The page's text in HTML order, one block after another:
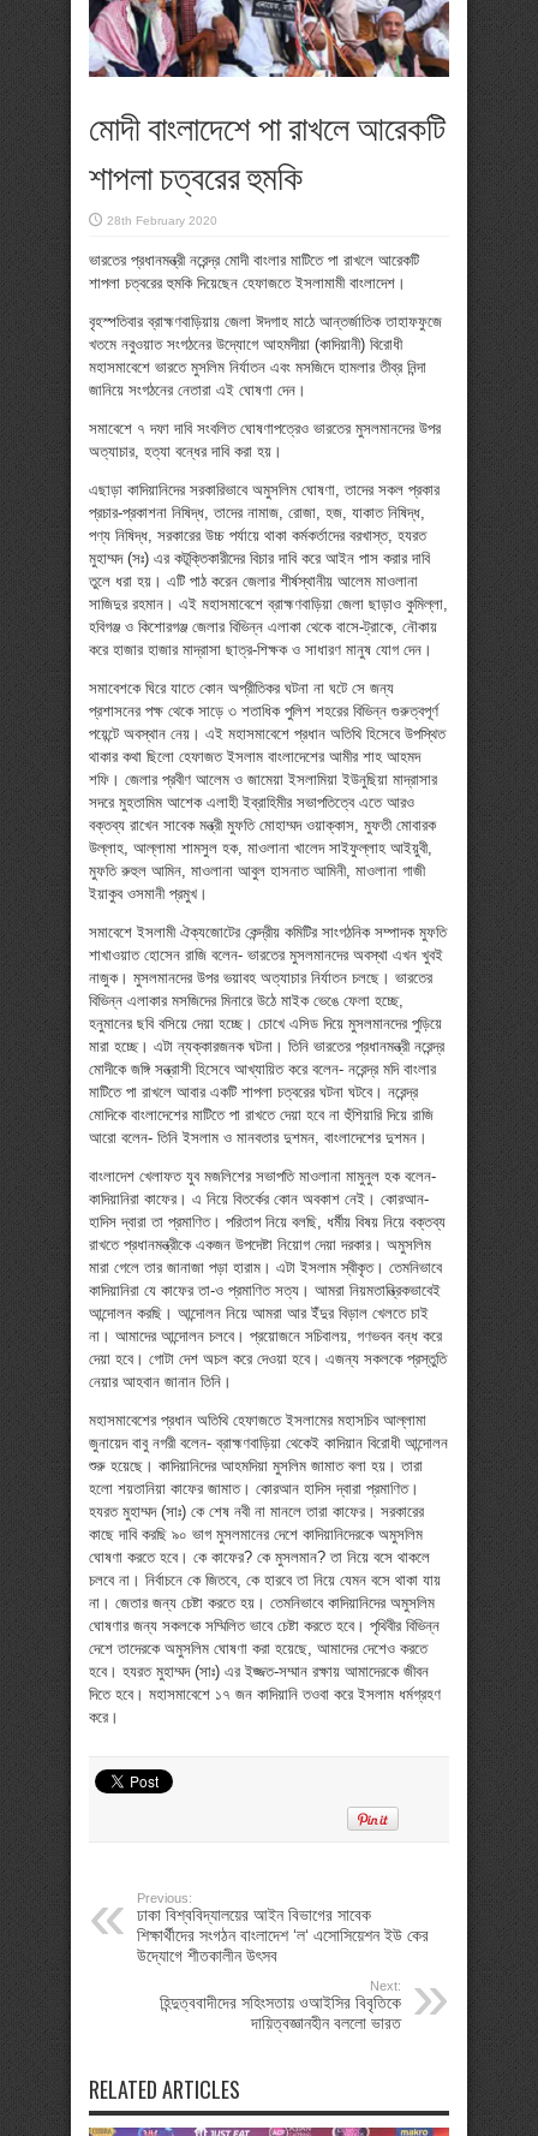
মোদী বাংলাদেশে পা রাখলে আরেকটি
শাপলা চত্বরের হুমকি
28th February 2020
ভারতের প্রধানমন্ত্রী নরেন্দ্র মোদী বাংলার মাটিতে পা রাখলে আরেকটি
শাপলা চত্বরের হুমকি দিয়েছেন হেফাজতে ইসলামামী বাংলাদেশ।
বৃহস্পতিবার ব্রাহ্মণবাড়িয়ায় জেলা ঈদগাহ মাঠে আন্তর্জাতিক তাহাফফুজে
খতমে নবুওয়াত সংগঠনের উদ্যোগে আহমদীয়া (কাদিয়ানী) বিরোধী
মহাসমাবেশে ভারতে মুসলিম নির্যাতন এবং মসজিদে হামলার তীব্র নিন্দা
জানিয়ে সংগঠনের নেতারা এই ঘোষণা দেন।
সমাবেশে ৭ দফা দাবি সংবলিত ঘোষণাপত্রেও ভারতের মুসলমানদের উপর
অত্যাচার, হত্যা বন্ধের দাবি করা হয়।
এছাড়া কাদিয়ানিদের সরকারিভাবে অমুসলিম ঘোষণা, তাদের সকল প্রকার
প্রচার-প্রকাশনা নিষিদ্ধ, তাদের নামাজ, রোজা, হজ, যাকাত নিষিদ্ধ,
পণ্য নিষিদ্ধ, সরকারের উচ্চ পর্যায়ে থাকা কর্মকর্তাদের বরখাস্ত, হযরত
মুহাম্মদ (সঃ) এর কটূক্তিকারীদের বিচার দাবি করে আইন পাস করার দাবি
তুলে ধরা হয়। এটি পাঠ করেন জেলার শীর্ষস্থানীয় আলেম মাওলানা
সাজিদুর রহমান। এই মহাসমাবেশে ব্রাহ্মণবাড়িয়া জেলা ছাড়াও কুমিল্লা,
হবিগঞ্জ ও কিশোরগঞ্জ জেলার বিভিন্ন এলাকা থেকে বাসে-ট্রাকে, নৌকায়
করে হাজার হাজার মাদ্রাসা ছাত্র-শিক্ষক ও সাধারণ মানুষ যোগ দেন।
সমাবেশকে ঘিরে যাতে কোন অপ্রীতিকর ঘটনা না ঘটে সে জন্য
প্রশাসনের পক্ষ থেকে সাড়ে ৩ শতাধিক পুলিশ শহরের বিভিন্ন গুরুত্বপূর্ণ
পয়েন্টে অবস্থান নেয়। এই মহাসমাবেশে প্রধান অতিথি হিসেবে উপস্থিত
থাকার কথা ছিলো হেফাজত ইসলাম বাংলাদেশের আমীর শাহ আহমদ
শফি। জেলার প্রবীণ আলেম ও জামেয়া ইসলামিয়া ইউনুছিয়া মাদ্রাসার
সদরে মুহতামিম আশেক এলাহী ইব্রাহিমীর সভাপতিত্বে এতে আরও
বক্তব্য রাখেন সাবেক মন্ত্রী মুফতি মোহাম্মদ ওয়াক্কাস, মুফতী মোবারক
উল্লাহ, আল্লামা শামসুল হক, মাওলানা খালেদ সাইফুল্লাহ আইয়ুবী,
মুফতি রুহুল আমিন, মাওলানা আবুল হাসনাত আমিনী, মাওলানা গাজী
ইয়াকুব ওসমানী প্রমুখ।
সমাবেশে ইসলামী ঐক্যজোটের কেন্দ্রীয় কমিটির সাংগঠনিক সম্পাদক মুফতি
শাখাওয়াত হোসেন রাজি বলেন- ভারতের মুসলমানদের অবস্থা এখন খুবই
নাজুক। মুসলমানদের উপর ভয়াবহ অত্যাচার নির্যাতন চলছে। ভারতের
বিভিন্ন এলাকার মসজিদের মিনারে উঠে মাইক ভেঙে ফেলা হচ্ছে,
হনুমানের ছবি বসিয়ে দেয়া হচ্ছে। চোখে এসিড দিয়ে মুসলমানদের পুড়িয়ে
মারা হচ্ছে। এটা ন্যক্কারজনক ঘটনা। তিনি ভারতের প্রধানমন্ত্রী নরেন্দ্র
মোদীকে জঙ্গি সন্ত্রাসী হিসেবে আখ্যায়িত করে বলেন- নরেন্দ্র মদি বাংলার
মাটিতে পা রাখলে আবার একটি শাপলা চত্বরের ঘটনা ঘটবে। নরেন্দ্র
মোদিকে বাংলাদেশের মাটিতে পা রাখতে দেয়া হবে না হুঁশিয়ারি দিয়ে রাজি
আরো বলেন- তিনি ইসলাম ও মানবতার দুশমন, বাংলাদেশের দুশমন।
বাংলাদেশ খেলাফত যুব মজলিশের সভাপতি মাওলানা মামুনুল হক বলেন-
কাদিয়ানিরা কাফের। এ নিয়ে বিতর্কের কোন অবকাশ নেই। কোরআন-
হাদিস দ্বারা তা প্রমাণিত। পরিতাপ নিয়ে বলছি, ধর্মীয় বিষয় নিয়ে বক্তব্য
রাখতে প্রধানমন্ত্রীকে একজন উপদেষ্টা নিয়োগ দেয়া দরকার। অমুসলিম
মারা গেলে তার জানাজা পড়া হারাম। এটা ইসলাম স্বীকৃত। তেমনিভাবে
কাদিয়ানিরা যে কাফের তা-ও প্রমাণিত সত্য। আমরা নিয়মতান্ত্রিকভাবেই
আন্দোলন করছি। আন্দোলন নিয়ে আমরা আর ইঁদুর বিড়াল খেলতে চাই
না। আমাদের আন্দোলন চলবে। প্রয়োজনে সচিবালয়, গণভবন বন্ধ করে
দেয়া হবে। গোটা দেশ অচল করে দেওয়া হবে। এজন্য সকলকে প্রস্তুতি
নেয়ার আহবান জানান তিনি।
মহাসমাবেশের প্রধান অতিথি হেফাজতে ইসলামের মহাসচিব আল্লামা
জুনায়েদ বাবু নগরী বলেন- ব্রাহ্মণবাড়িয়া থেকেই কাদিয়ান বিরোধী আন্দোলন
শুরু হয়েছে। কাদিয়ানিদের আহমদিয়া মুসলিম জামাত বলা হয়। তারা
হলো শয়তানিয়া কাফের জামাত। কোরআন হাদিস দ্বারা প্রমাণিত।
হযরত মুহাম্মদ (সাঃ) কে শেষ নবী না মানলে তারা কাফের। সরকারের
কাছে দাবি করছি ৯০ ভাগ মুসলমানের দেশে কাদিয়ানিদেরকে অমুসলিম
ঘোষণা করতে হবে। কে কাফের? কে মুসলমান? তা নিয়ে বসে থাকলে
চলবে না। নির্বাচনে কে জিতবে, কে হারবে তা নিয়ে যেমন বসে থাকা যায়
না। জেতার জন্য চেষ্টা করতে হয়। তেমনিভাবে কাদিয়ানিদের অমুসলিম
ঘোষণার জন্য সকলকে সম্মিলিত ভাবে চেষ্টা করতে হবে। পৃথিবীর বিভিন্ন
দেশে তাদেরকে অমুসলিম ঘোষণা করা হয়েছে, আমাদের দেশেও করতে
হবে। হযরত মুহাম্মদ (সাঃ) এর ইজ্জত-সম্মান রক্ষায় আমাদেরকে জীবন
দিতে হবে। মহাসমাবেশে ১৭ জন কাদিয়ানি তওবা করে ইসলাম ধর্মগ্রহণ
করে।
Previous:
ঢাকা বিশ্ববিদ্যালয়ের আইন বিভাগের সাবেক
শিক্ষার্থীদের সংগঠন বাংলাদেশ ‘ল‘ এসোসিয়েশন ইউ কের
উদ্যোগে শীতকালীন উৎসব
Next:
হিন্দুত্ববাদীদের সহিংসতায় ওআইসির বিবৃতিকে
দায়িত্বজ্ঞানহীন বললো ভারত
RELATED ARTICLES